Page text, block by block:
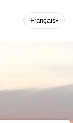
Français▾